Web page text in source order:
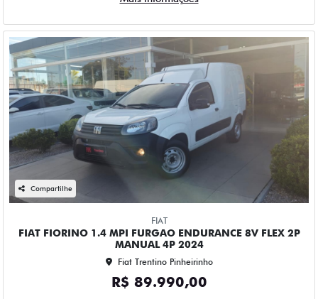
Compartilhe
FIAT
FIAT FIORINO 1.4 MPI FURGAO ENDURANCE 8V FLEX 2P
MANUAL 4P 2024
Fiat Trentino Pinheirinho
R$ 89.990,00